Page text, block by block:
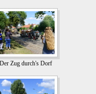
Der Zug durch's Dorf